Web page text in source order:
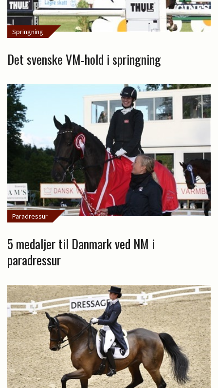
Springning
Det svenske VM-hold i springning
Paradressur
5 medaljer til Danmark ved NM i
paradressur